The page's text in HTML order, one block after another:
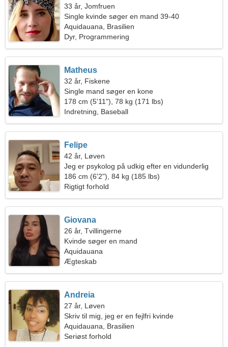
33 år, Jomfruen
Single kvinde søger en mand 39-40
Aquidauana, Brasilien
Dyr, Programmering
Matheus
32 år, Fiskene
Single mand søger en kone
178 cm (5'11"), 78 kg (171 lbs)
Indretning, Baseball
Felipe
42 år, Løven
Jeg er psykolog på udkig efter en vidunderlig
kvinde
186 cm (6'2"), 84 kg (185 lbs)
Rigtigt forhold
Giovana
26 år, Tvillingerne
Kvinde søger en mand
Aquidauana
Ægteskab
Andreia
27 år, Løven
Skriv til mig, jeg er en fejlfri kvinde
Aquidauana, Brasilien
Seriøst forhold